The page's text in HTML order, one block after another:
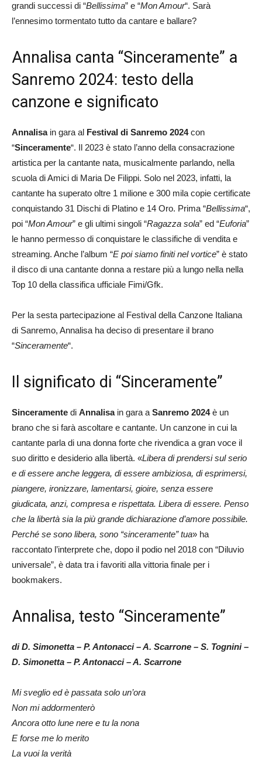
grandi successi di “Bellissima” e “Mon Amour“. Sarà
l’ennesimo tormentato tutto da cantare e ballare?
Annalisa canta “Sinceramente” a
Sanremo 2024: testo della
canzone e significato
Annalisain gara al Festival di Sanremo 2024con
“Sinceramente“. Il 2023 è stato l’anno della consacrazione
artistica per la cantante nata, musicalmente parlando, nella
scuola di Amici di Maria De Filippi. Solo nel 2023, infatti, la
cantante ha superato oltre 1 milione e 300 mila copie certificate
conquistando 31 Dischi di Platino e 14 Oro. Prima “Bellissima“,
poi “Mon Amour” e gli ultimi singoli “Ragazza sola” ed “Euforia”
le hanno permesso di conquistare le classifiche di vendita e
streaming. Anche l’album “E poi siamo finiti nel vortice” è stato
il disco di una cantante donna a restare più a lungo nella nella
Top 10 della classifica ufficiale Fimi/Gfk.
Per la sesta partecipazione al Festival della Canzone Italiana
di Sanremo, Annalisa ha deciso di presentare il brano
“Sinceramente“.
Il significato di “Sinceramente”
Sinceramente di Annalisain gara a Sanremo 2024è un
brano che si farà ascoltare e cantante. Un canzone in cui la
cantante parla di una donna forte che rivendica a gran voce il
suo diritto e desiderio alla libertà. «Libera di prendersi sul serio
e di essere anche leggera, di essere ambiziosa, di esprimersi,
piangere, ironizzare, lamentarsi, gioire, senza essere
giudicata, anzi, compresa e rispettata. Libera di essere. Penso
che la libertà sia la più grande dichiarazione d’amore possibile.
Perché se sono libera, sono “sinceramente” tua» ha
raccontato l’interprete che, dopo il podio nel 2018 con “Diluvio
universale”, è data tra i favoriti alla vittoria finale per i
bookmakers.
Annalisa, testo “Sinceramente”
di D. Simonetta – P. Antonacci – A. Scarrone – S. Tognini –
D. Simonetta – P. Antonacci – A. Scarrone
Mi sveglio ed è passata solo un’ora
Non mi addormenterò
Ancora otto lune nere e tu la nona
E forse me lo merito
La vuoi la verità